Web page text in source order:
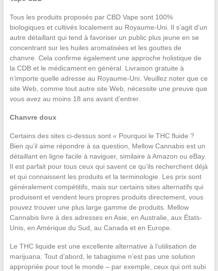
Tous les produits proposés par CBD Vape sont 100%
biologiques et cultivés localement au Royaume-Uni. Il s’agit d’un
autre détaillant qui tend à favoriser un public plus jeune en se
concentrant sur les huiles aromatisées et les gouttes de
chanvre. Cela confirme également une approche holistique de
la CDB et le médicament en général. Livraison gratuite à
n’importe quelle adresse au Royaume-Uni. Veuillez noter que ce
site Web, comme tout autre site Web, nécessite une preuve que
vous avez au moins 18 ans avant d’entrer.
Chanvre doux
Certains des sites ci-dessus sont « Pourquoi le THC fluide ?
Bien qu’il aime répondre à sa question, Mellow Cannabis est un
détaillant en ligne facile à naviguer, similaire à Amazon ou eBay.
Il est parfait pour tous ceux qui savent ce qu’ils recherchent déjà
et qui connaissent les produits et la terminologie. Les prix sont
généralement compétitifs, mais sur certains sites alternatifs qui
produisent et vendent leurs propres produits directement, vous
pouvez trouver une plus large gamme de produits. Mellow
Cannabis livre à des adresses en Asie, en Australie, aux États-
Unis, en Amérique du Sud, au Canada et en Europe.
Le THC liquide est une excellente alternative à l’utilisation de
marijuana. Tout d’abord, le tabagisme n’est pas une solution
appropriée pour tout le monde – par exemple, ceux qui ont subi